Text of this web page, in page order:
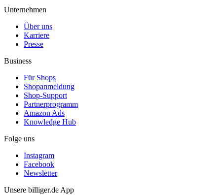
Unternehmen
Über uns
Karriere
Presse
Business
Für Shops
Shopanmeldung
Shop-Support
Partnerprogramm
Amazon Ads
Knowledge Hub
Folge uns
Instagram
Facebook
Newsletter
Unsere billiger.de App